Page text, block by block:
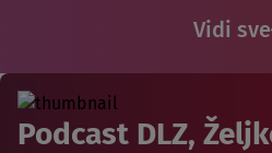
Vidi sve
Podcast DLZ,